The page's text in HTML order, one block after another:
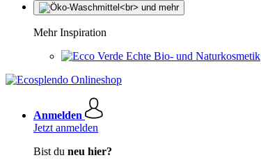
Mehr Inspiration
Echte Bio- und Naturkosmetik
Anmelden
Jetzt anmelden
Bist du neu hier?